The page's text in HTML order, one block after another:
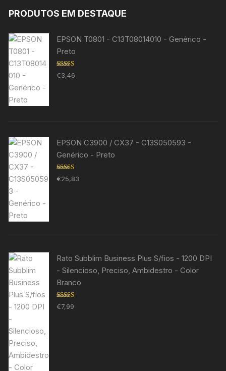
PRODUTOS EM DESTAQUE
EPSON T0801 - C13T08014010 - Genérico -
Preto
Avaliação
5.00 de 5
€3,46
EPSON C3900 / CX37 - C13S050593 -
Genérico - Preto
Avaliação
5.00de 5
€25,83
Rato Subblim Business Plus S/fios - 1200 DPI
- Silencioso, Preciso, Ambidestro - Color
Branco
Avaliação
5.00de 5
€7,99